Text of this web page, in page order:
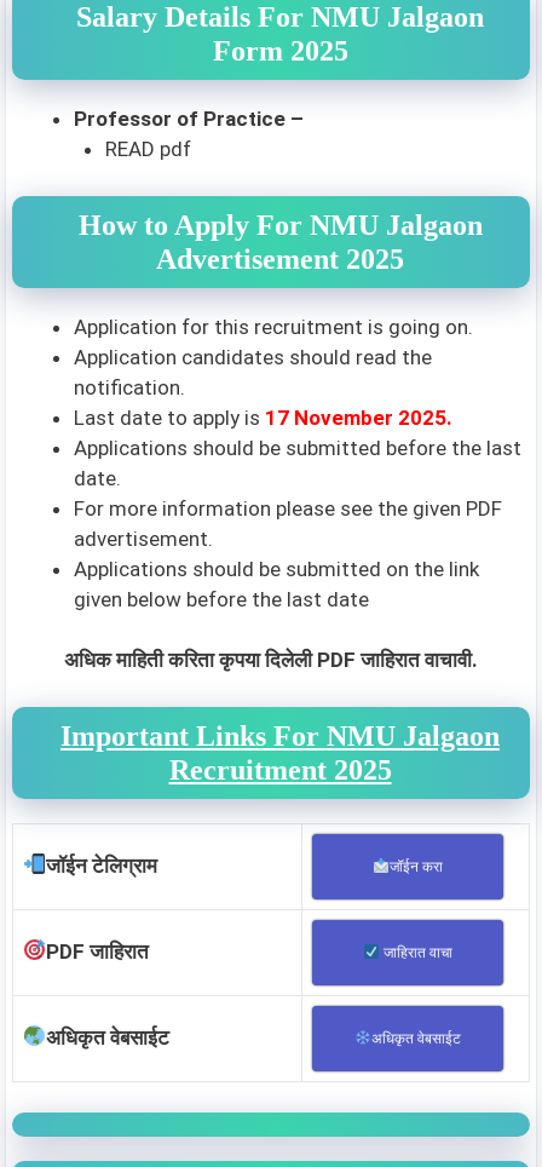
Salary Details For NMU Jalgaon
Form 2025
Professor of Practice –
READ pdf
How to Apply For NMU Jalgaon
Advertisement 2025
Application for this recruitment is going on.
Application candidates should read the
notification.
Last date to apply is 17 November 2025.
Applications should be submitted before the last
date.
For more information please see the given PDF
advertisement.
Applications should be submitted on the link
given below before the last date
अधिक माहिती करिता कृपया दिलेली PDF जाहिरात वाचावी.
Important Links For NMU Jalgaon
Recruitment 2025
जॉईन टेलिग्राम जॉईन करा
PDF जाहिरात जाहिरात वाचा
अधिकृत वेबसाईट अधिकृत वेबसाईट